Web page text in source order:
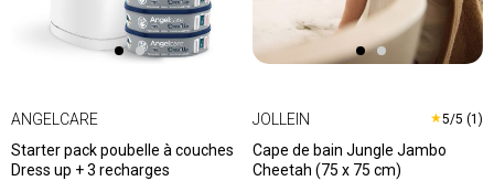
ANGELCARE
Starter pack poubelle à couches
Dress up + 3 recharges
JOLLEIN ★5/5 (1)
Cape de bain Jungle Jambo
Cheetah (75 x 75 cm)